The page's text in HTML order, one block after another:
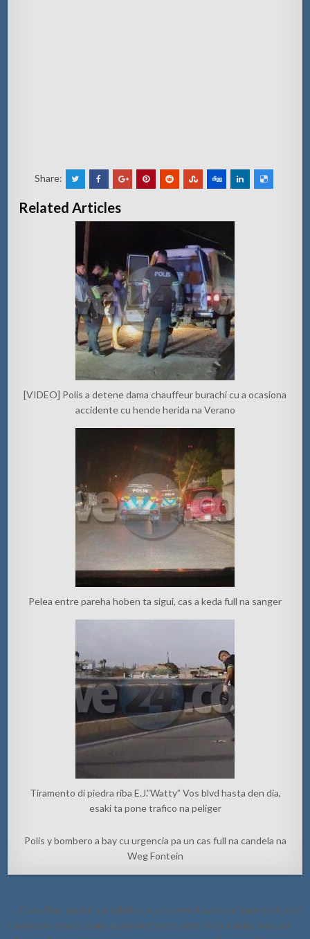
Share:
Related Articles
[VIDEO] Polis a detene dama chauffeur burachi cu a ocasiona
accidente cu hende herida na Verano
Pelea entre pareha hoben ta sigui, cas a keda full na sanger
Tiramento di piedra riba E.J.”Watty” Vos blvd hasta den dia,
esaki ta pone trafico na peliger
Polis y bombero a bay cu urgencia pa un cas full na candela na
Weg Fontein
Post
navigation
← Chauffeur di pick-up tabata core cu yen di mata sin tapa esaki bon
y bayendo rumbo dump aparentemente pero sushi tabata bula sali!